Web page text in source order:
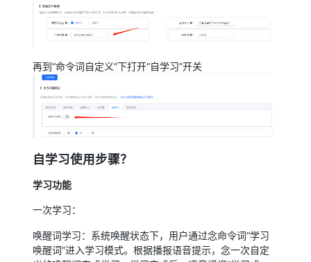
再到“命令词自定义”下打开“自学习”开关
自学习使用步骤？
学习功能
一次学习：
唤醒词学习：系统唤醒状态下，用户通过念命令词“学习
唤醒词”进入学习模式。根据播报语音提示，念一次自定